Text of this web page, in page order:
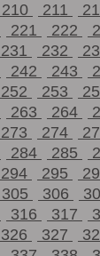
210 211
221 222
231 232
242 243
252 253
263 264
273 274
284 285
294 295
305 306
316 317
326 327